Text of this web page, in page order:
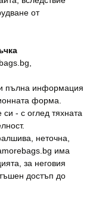
от
пълна информация
форма.
- с оглед тяхната
неточна,
има
за неговия
достъп до